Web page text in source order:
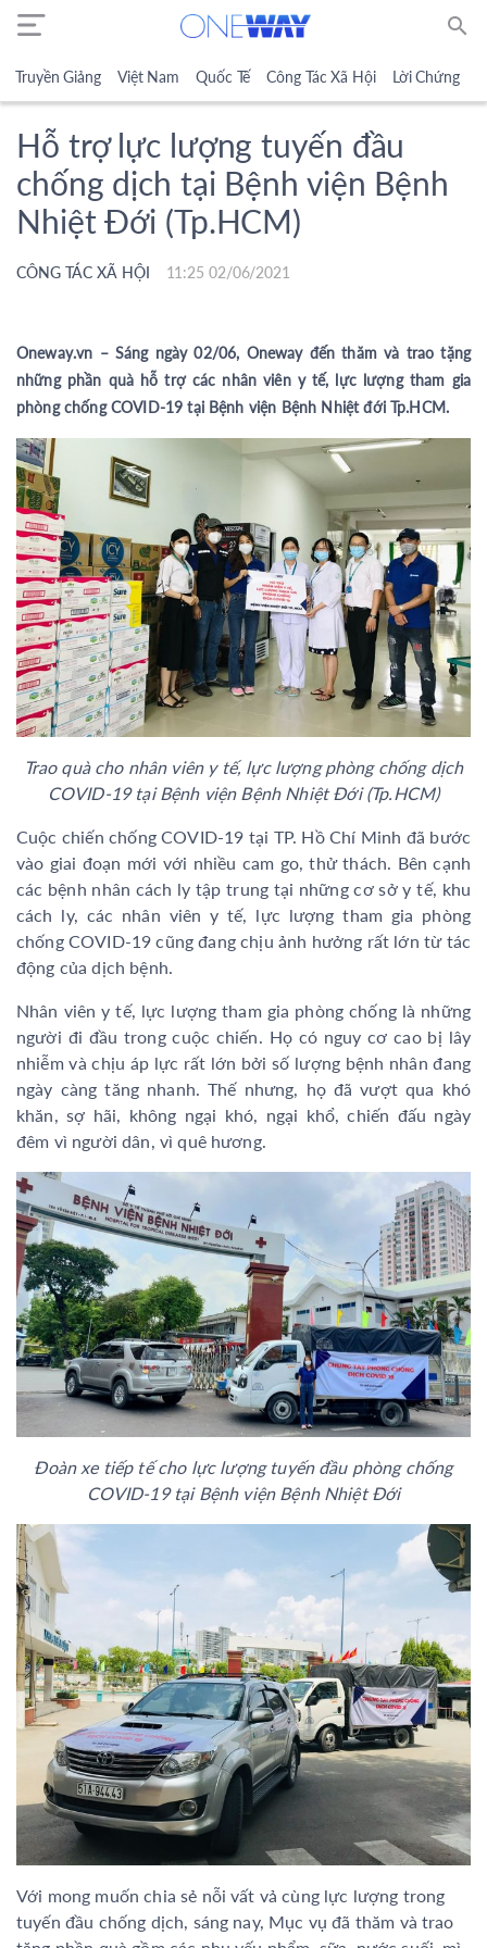
search
Truyền Giảng Việt Nam Quốc Tế Công Tác Xã Hội Lời Chứng
Hỗ trợ lực lượng tuyến đầu
chống dịch tại Bệnh viện Bệnh
Nhiệt Đới (Tp.HCM)
CÔNG TÁC XÃ HỘI 11:25 02/06/2021
Oneway.vn – Sáng ngày 02/06, Oneway đến thăm và trao tặng
những phần quà hỗ trợ các nhân viên y tế, lực lượng tham gia
phòng chống COVID-19 tại Bệnh viện Bệnh Nhiệt đới Tp.HCM.
Trao quà cho nhân viên y tế, lực lượng phòng chống dịch
COVID-19 tại Bệnh viện Bệnh Nhiệt Đới (Tp.HCM)
Cuộc chiến chống COVID-19 tại TP. Hồ Chí Minh đã bước
vào giai đoạn mới với nhiều cam go, thử thách. Bên cạnh
các bệnh nhân cách ly tập trung tại những cơ sở y tế, khu
cách ly, các nhân viên y tế, lực lượng tham gia phòng
chống COVID-19 cũng đang chịu ảnh hưởng rất lớn từ tác
động của dịch bệnh.
Nhân viên y tế, lực lượng tham gia phòng chống là những
người đi đầu trong cuộc chiến. Họ có nguy cơ cao bị lây
nhiễm và chịu áp lực rất lớn bởi số lượng bệnh nhân đang
ngày càng tăng nhanh. Thế nhưng, họ đã vượt qua khó
khăn, sợ hãi, không ngại khó, ngại khổ, chiến đấu ngày
đêm vì người dân, vì quê hương.
Đoàn xe tiếp tế cho lực lượng tuyến đầu phòng chống
COVID-19 tại Bệnh viện Bệnh Nhiệt Đới
Với mong muốn chia sẻ nỗi vất vả cùng lực lượng trong
tuyến đầu chống dịch, sáng nay, Mục vụ đã thăm và trao